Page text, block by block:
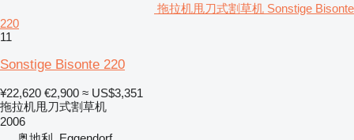
拖拉机甩刀式割草机 Sonstige Bisonte
220
11
Sonstige Bisonte 220
¥22,620 €2,900 ≈ US$3,351
拖拉机甩刀式割草机
2006